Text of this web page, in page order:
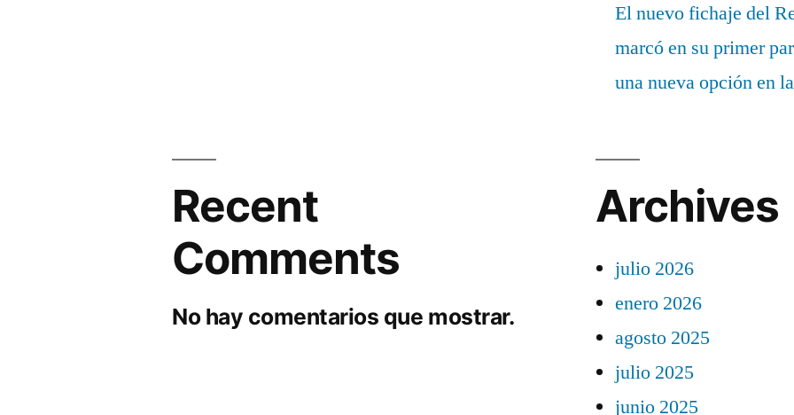
El nuevo fichaje del
marcó en su primer
una nueva opción en
Recent
Comments
No hay comentarios que mostrar.
Archives
julio 2026
enero 2026
agosto 2025
julio 2025
junio 2025